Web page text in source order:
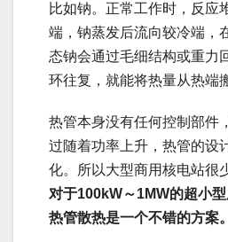
比如钠。正常工作时，反应
端，钠蒸发后流向较冷端，
态钠会通过毛细结构或重力
环往复，就能将热量从热端
热管本身没有任何控制部件
过随着功率上升，热管的设
化。所以大型商用核电站很
对于100kW～1MW的超小
热管散热是一个不错的方案。